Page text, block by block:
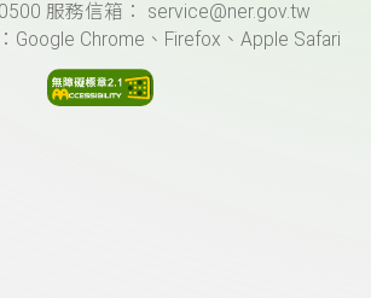
服務信箱： service@ner.gov.tw
Google Chrome、Firefox、Apple Safari